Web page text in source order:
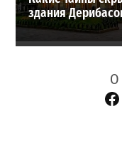
здания
О